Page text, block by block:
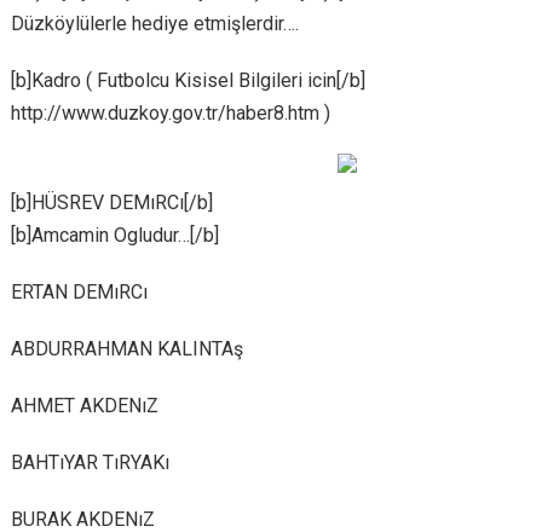
Düzköylülerle hediye etmişlerdir….
[b]Kadro ( Futbolcu Kisisel Bilgileri icin[/b]
http://www.duzkoy.gov.tr/haber8.htm )
[b]HÜSREV DEMıRCı[/b]
[b]Amcamin Ogludur…[/b]
ERTAN DEMıRCı
ABDURRAHMAN KALINTAş
AHMET AKDENıZ
BAHTıYAR TıRYAKı
BURAK AKDENıZ